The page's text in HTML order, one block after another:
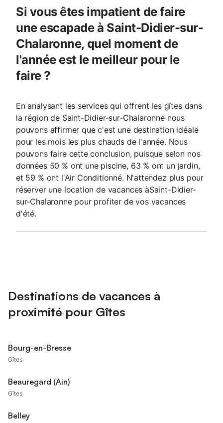
Si vous êtes impatient de faire
une escapade à Saint-Didier-sur-
Chalaronne, quel moment de
l'année est le meilleur pour le
faire ?
En analysant les services qui offrent les gîtes dans
la région de Saint-Didier-sur-Chalaronne nous
pouvons affirmer que c'est une destination idéale
pour les mois les plus chauds de l'année. Nous
pouvons faire cette conclusion, puisque selon nos
données 50 % ont une piscine, 63 % ont un jardin,
et 59 % ont l'Air Conditionné. N'attendez plus pour
réserver une location de vacances àSaint-Didier-
sur-Chalaronne pour profiter de vos vacances
d'été.
Destinations de vacances à
proximité pour Gîtes
Bourg-en-Bresse
Gîtes
Beauregard (Ain)
Gîtes
Belley